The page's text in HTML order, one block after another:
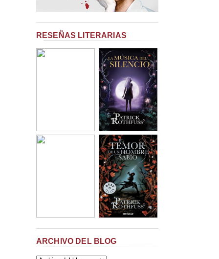
RESEÑAS LITERARIAS
ARCHIVO DEL BLOG